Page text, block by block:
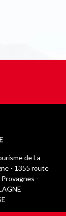
de La
- 1355 route
Provagnes -